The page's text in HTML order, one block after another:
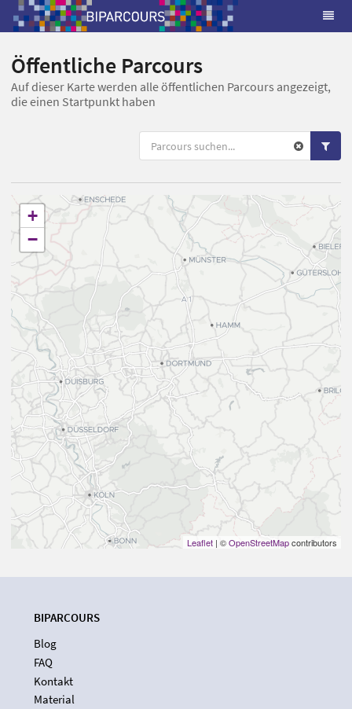
Öffentliche Parcours
Auf dieser Karte werden alle öffentlichen Parcours angezeigt,
die einen Startpunkt haben
+
−
Leaflet | ©OpenStreetMapcontributors
BIPARCOURS
Blog
FAQ
Kontakt
Material